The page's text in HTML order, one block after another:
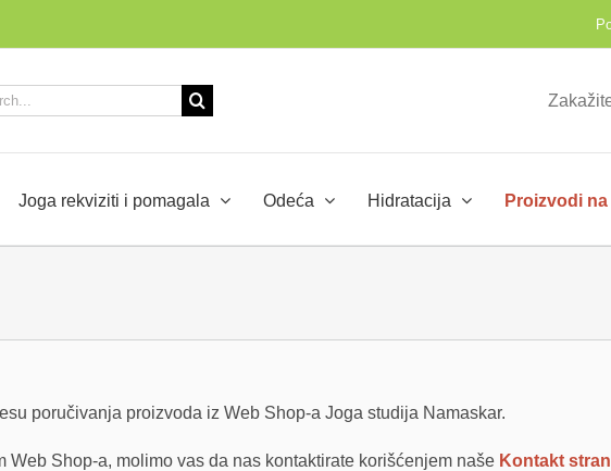
Joga rekviziti i pomagala Odeća Hidratacija Proizvodi
poručivanja proizvoda iz Web Shop-a Joga studija Namaskar.
Shop-a, molimo vas da nas kontaktirate korišćenjem naše Kontakt